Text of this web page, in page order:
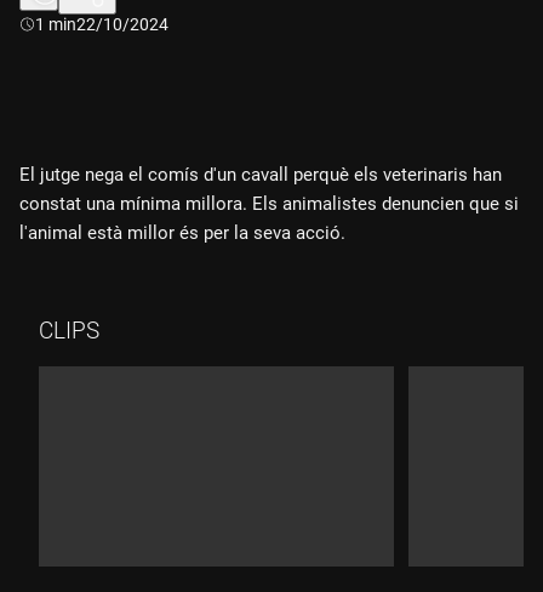
Durada:
1 min22/10/2024
El jutge nega el comís d'un cavall perquè els veterinaris han
constat una mínima millora. Els animalistes denuncien que si
l'animal està millor és per la seva acció.
CLIPS